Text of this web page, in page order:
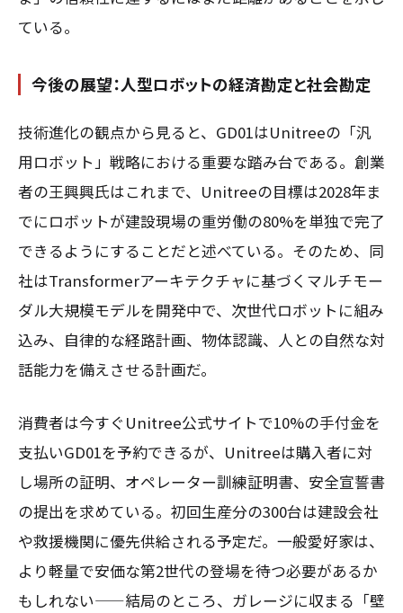
ている。
今後の展望：人型ロボットの経済勘定と社会勘定
技術進化の観点から見ると、GD01はUnitreeの「汎
用ロボット」戦略における重要な踏み台である。創業
者の王興興氏はこれまで、Unitreeの目標は2028年ま
でにロボットが建設現場の重労働の80%を単独で完了
できるようにすることだと述べている。そのため、同
社はTransformerアーキテクチャに基づくマルチモー
ダル大規模モデルを開発中で、次世代ロボットに組み
込み、自律的な経路計画、物体認識、人との自然な対
話能力を備えさせる計画だ。
消費者は今すぐUnitree公式サイトで10%の手付金を
支払いGD01を予約できるが、Unitreeは購入者に対
し場所の証明、オペレーター訓練証明書、安全宣誓書
の提出を求めている。初回生産分の300台は建設会社
や救援機関に優先供給される予定だ。一般愛好家は、
より軽量で安価な第2世代の登場を待つ必要があるか
もしれない——結局のところ、ガレージに収まる「壁